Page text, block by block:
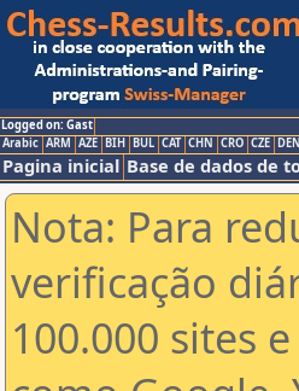
Logged on: Gast
Arabic ARM AZE BIH BUL CAT CHN CRO CZE DEN
Pagina inicial Base de dados de
Nota: Para
verificação
100.000 sites